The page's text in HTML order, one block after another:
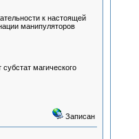
к настоящей
манипуляторов
магического
Записан